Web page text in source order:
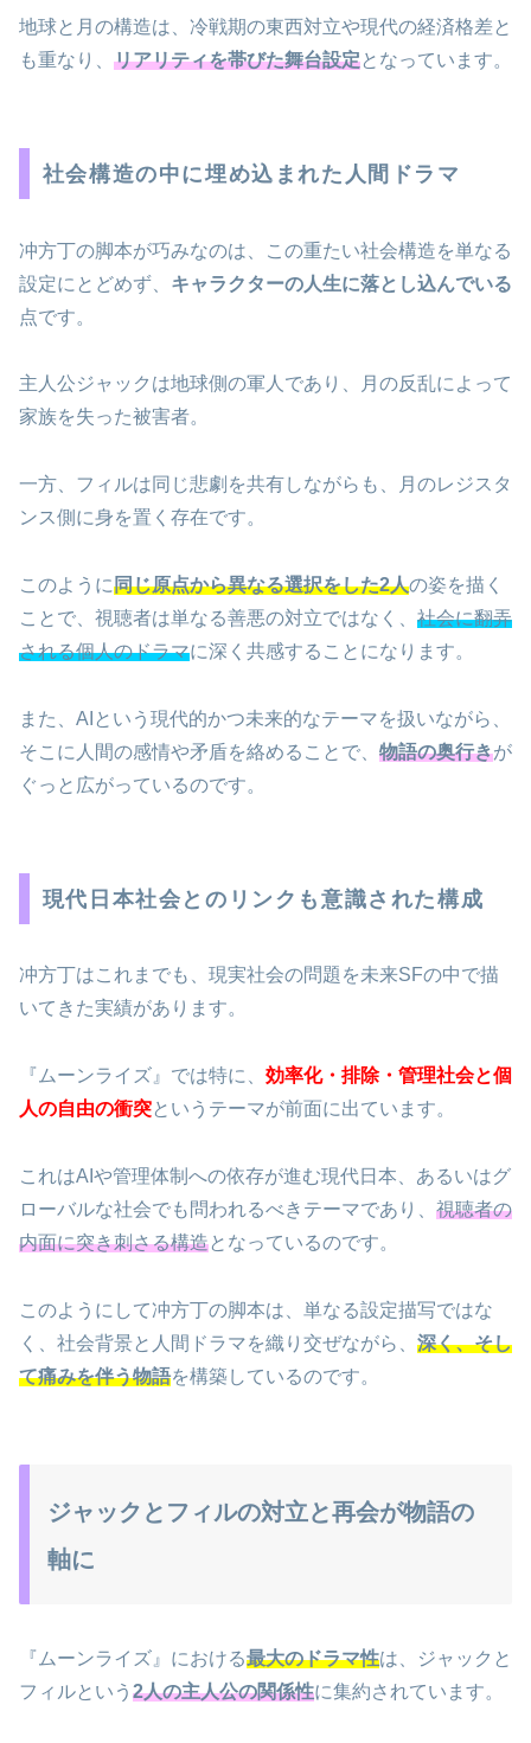
地球と月の構造は、冷戦期の東西対立や現代の経済格差と
も重なり、 リアリティを帯びた舞台設定となっています。
社会構造の中に埋め込まれた人間ドラマ
冲方丁の脚本が巧みなのは、この重たい社会構造を単なる
設定にとどめず、 キャラクターの人生に落とし込んでいる
点です。
主人公ジャックは地球側の軍人であり、月の反乱によって
家族を失った被害者。
一方、フィルは同じ悲劇を共有しながらも、月のレジスタ
ンス側に身を置く存在です。
このように同じ原点から異なる選択をした2人の姿を描く
ことで、視聴者は単なる善悪の対立ではなく、 社会に翻弄
される個人のドラマに深く共感することになります。
また、AIという現代的かつ未来的なテーマを扱いながら、
そこに人間の感情や矛盾を絡めることで、 物語の奥行きが
ぐっと広がっているのです。
現代日本社会とのリンクも意識された構成
冲方丁はこれまでも、現実社会の問題を未来SFの中で描
いてきた実績があります。
『ムーンライズ』では特に、 効率化・排除・管理社会と個
人の自由の衝突というテーマが前面に出ています。
これはAIや管理体制への依存が進む現代日本、あるいはグ
ローバルな社会でも問われるべきテーマであり、 視聴者の
内面に突き刺さる構造となっているのです。
このようにして冲方丁の脚本は、単なる設定描写ではな
く、社会背景と人間ドラマを織り交ぜながら、 深く、そし
て痛みを伴う物語を構築しているのです。
ジャックとフィルの対立と再会が物語の
軸に
『ムーンライズ』における最大のドラマ性は、ジャックと
フィルという 2人の主人公の関係性に集約されています。